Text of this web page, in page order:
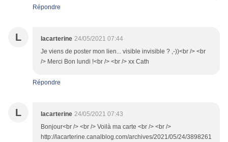
Répondre
L lacarterine 24/05/2021 07:44
Je viens de poster mon lien... visible invisible ? ,-))<br /> <br
/> Merci Bon lundi !<br /> <br /> xx Cath
Répondre
L lacarterine 24/05/2021 07:43
Bonjour<br /> <br /> Voilà ma carte <br /> <br />
http://lacarterine.canalblog.com/archives/2021/05/24/3898261